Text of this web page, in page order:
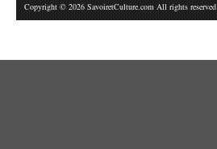
Copyright © 2026 SavoiretCulture.com All rights reserved